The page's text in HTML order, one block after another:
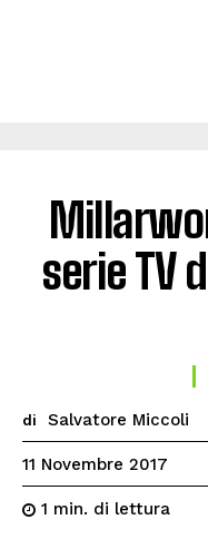
serie TV
di Salvatore Miccoli
11 Novembre 2017
1 min. di lettura